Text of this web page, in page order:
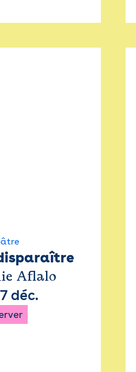
Aflalo
déc.